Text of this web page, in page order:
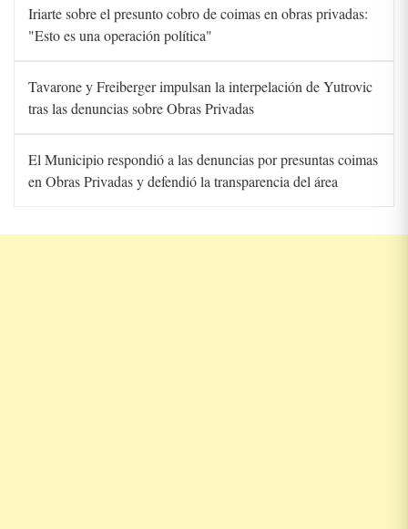
Iriarte sobre el presunto cobro de coimas en obras privadas:
"Esto es una operación política"
Tavarone y Freiberger impulsan la interpelación de Yutrovic
tras las denuncias sobre Obras Privadas
El Municipio respondió a las denuncias por presuntas coimas
en Obras Privadas y defendió la transparencia del área